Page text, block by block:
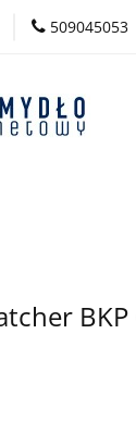
509045053